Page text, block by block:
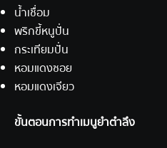
น้ำเชื่อม
พริกขี้หนูปั่น
กระเทียมปั่น
หอมแดงซอย
หอมแดงเจียว
ขั้นตอนการทำเมนูยำตำลึง